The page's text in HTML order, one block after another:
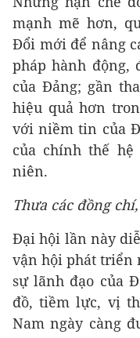
mạnh mẽ hơn,
Đổi mới để nâng
pháp hành động,
của Đảng; gần
hiệu quả hơn
với niềm tin của
của chính thế
niên.
Thưa các đồng chí,
Đại hội lần này
vận hội phát triển
sự lãnh đạo của
đồ, tiềm lực, vị
Nam ngày càng